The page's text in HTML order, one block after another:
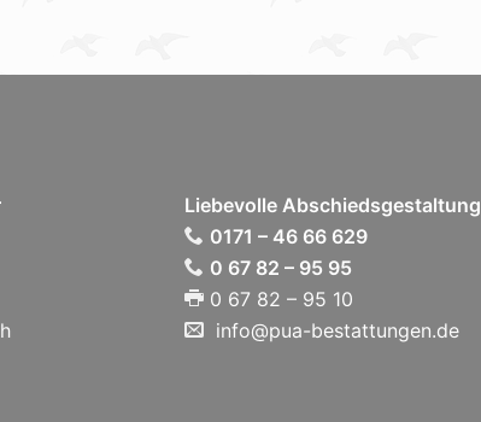
Liebevolle Abschiedsgestaltung
0171 – 46 66 629
0 67 82 – 95 95
0 67 82 – 95 10
info@pua-bestattungen.de